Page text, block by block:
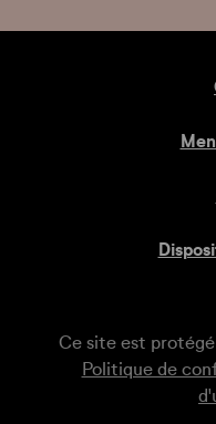
Ce site est
Politique de